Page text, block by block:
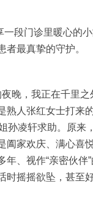
段门诊里暖心的小
者最真挚的守护。
晚，我正在千里之
熟人张红女士打来
孙凌轩求助。原来
阖家欢庆、满心喜
年、视作“亲密伙伴
摇摇欲坠，甚至好